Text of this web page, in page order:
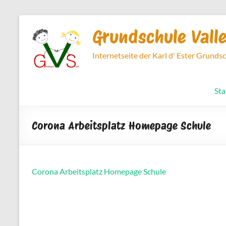
Inhalt
springen
Grundschule
Internetseite der Karl d' Ester
Corona Arbeitsplatz Homepage Schule
Corona Arbeitsplatz Homepage Schule